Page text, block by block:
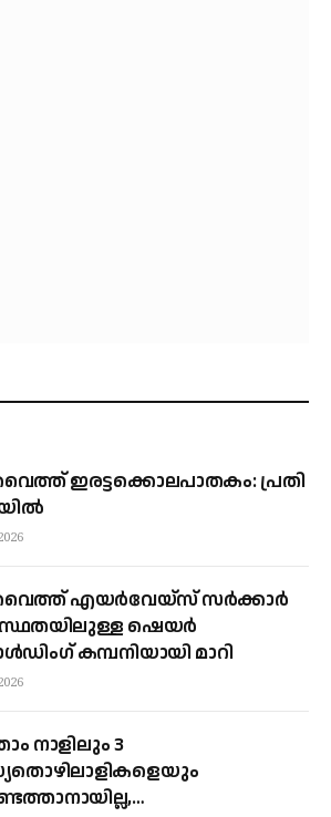
ഇരട്ടക്കൊലപാതകം: പ്രതി
എയര്‍വേയ്‌സ് സര്‍ക്കാര്‍
ഷെയര്‍
കമ്പനിയായി മാറി
നാളിലും 3